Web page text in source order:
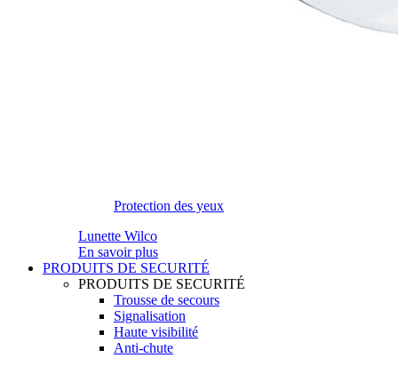
Protection des yeux
Lunette Wilco
En savoir plus
PRODUITS DE SECURITÉ
PRODUITS DE SECURITÉ
Trousse de secours
Signalisation
Haute visibilité
Anti-chute